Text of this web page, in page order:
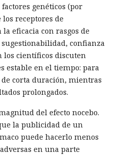
genéticos (por
receptores de
eficacia con rasgos de
confianza
los científicos discuten
estable en el tiempo: para
corta duración, mientras
prolongados.
del efecto nocebo.
la publicidad de un
puede hacerlo menos
en una parte